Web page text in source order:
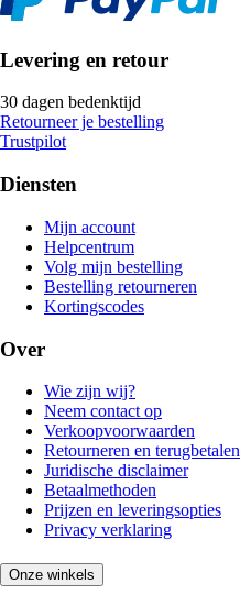
Levering en retour
30 dagen bedenktijd
Retourneer je bestelling
Trustpilot
Diensten
Mijn account
Helpcentrum
Volg mijn bestelling
Bestelling retourneren
Kortingscodes
Over
Wie zijn wij?
Neem contact op
Verkoopvoorwaarden
Retourneren en terugbetalen
Juridische disclaimer
Betaalmethoden
Prijzen en leveringsopties
Privacy verklaring
Onze winkels